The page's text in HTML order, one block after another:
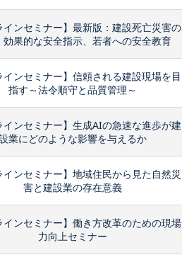
インセミナー】最新版：建設死亡災害の
効果的な安全指示、若者への安全教育
インセミナー】信頼される建設現場を目
指す～法令順守と品質管理～
インセミナー】生成AIの急速な進歩が建
業にどのような影響を与えるか
インセミナー】地域住民から見た自然災
害と建設業の存在意義
インセミナー】働き方改革のための現場
力向上セミナー